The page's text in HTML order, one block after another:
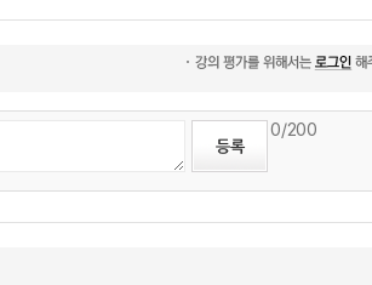
0/200